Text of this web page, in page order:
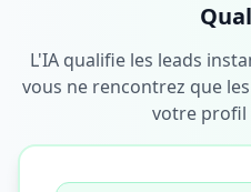
L'IA qualifie les leads
vous ne rencontrez que
votre profil